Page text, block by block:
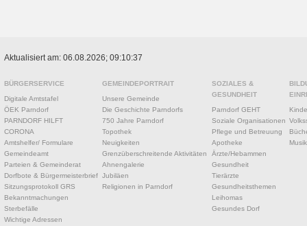
Aktualisiert am: 06.08.2026; 09:10:37
BÜRGERSERVICE
Digitale Amtstafel
ÖEK Parndorf
PARNDORF HILFT
CORONA
Amtshelfer/ Formulare
Gemeindeamt
Parteien & Gemeinderat
Dorfbote & Bürgermeisterbrief
Sitzungsprotokoll GRS
Bekanntmachungen
Sterbefälle
Wichtige Adressen
GEMEINDEPORTRAIT
Unsere Gemeinde
Die Geschichte Parndorfs
750 Jahre Parndorf
Topothek
Neuigkeiten
Grenzüberschreitende Aktivitäten
Ahnengalerie
Jubiläen
Religionen in Parndorf
SOZIALES &
GESUNDHEIT
Parndorf GEHT
Soziale Organisationen
Pflege und Betreuung
Apotheke
Ärzte/Hebammen
Gesundheit
Tierärzte
Gesundheitsthemen
Leihomas
Gesundes Dorf